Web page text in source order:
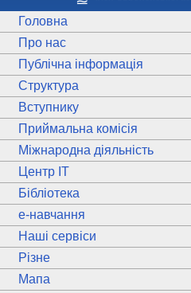
Головна
Про нас
Публічна інформація
Структура
Вступнику
Приймальна комісія
Міжнародна діяльність
Центр ІТ
Бібліотека
e-навчання
Наші сервіси
Різне
Мапа